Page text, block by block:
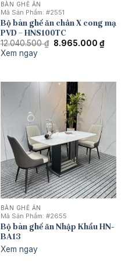
BÀN GHẾ ĂN
Mã Sản Phẩm: #2551
Bộ bàn ghế ăn chân X cong mạ
PVD – HNS100TC
12.040.500₫ Giá
8.965.000 ₫Giá
hiện
Xem ngay
BÀN GHẾ ĂN
Mã Sản Phẩm: #2655
Bộ bàn ghế ăn Nhập Khẩu HN-
BA13
Xem ngay